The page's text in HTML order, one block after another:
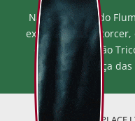
Na Loja Oficial do
exclusivos para
orgulho e paixão
mostre a força